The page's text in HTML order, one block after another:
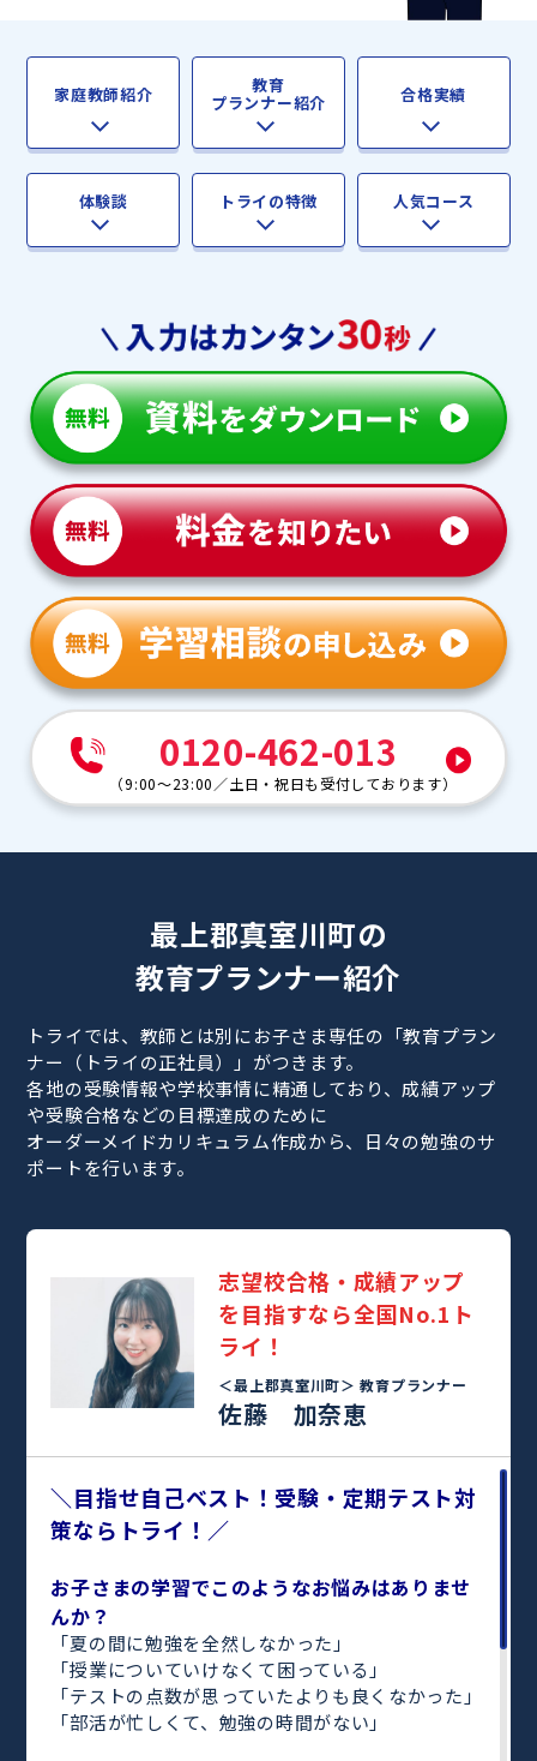
家庭教師紹介 教育
プランナー紹介 合格実績
体験談 トライの特徴 人気コース
0120-462-013
（9:00～23:00 ／土日・祝日も受付しております）
最上郡真室川町の
教育プランナー紹介
トライでは、教師とは別にお子さま専任の「教育プラン
ナー（トライの正社員）」がつきます。
各地の受験情報や学校事情に精通しており、成績アップ
や受験合格などの目標達成のために
オーダーメイドカリキュラム作成から、日々の勉強のサ
ポートを行います。
志望校合格・成績アップ
を目指すなら全国No.1ト
ライ！
＜最上郡真室川町＞教育プランナー
佐藤 加奈恵
＼目指せ自己ベスト！受験・定期テスト対
策ならトライ！／
お子さまの学習でこのようなお悩みはありませ
んか？
「夏の間に勉強を全然しなかった」
「授業についていけなくて困っている」
「テストの点数が思っていたよりも良くなかった」
「部活が忙しくて、勉強の時間がない」